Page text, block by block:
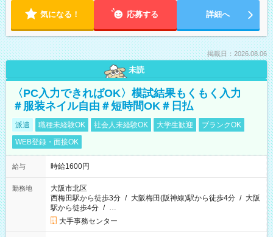
気になる！ 応募する 詳細へ
掲載日：2026.08.06
未読
〈PC入力できればOK〉模試結果もくもく入力
＃服装ネイル自由＃短時間OK＃日払
派遣 職種未経験OK 社会人未経験OK 大学生歓迎
ブランクOK
WEB登録・面接OK
給与 時給1600円
勤務地
大阪市北区
西梅田駅から徒歩3分 / 大阪梅田(阪神線)駅から徒歩4分 / 大阪
駅から徒歩4分 / …
大手事務センター